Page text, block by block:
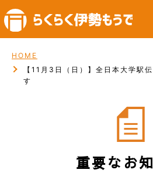
HOME
【11月3日（日）】全日本大学駅
す
重要なお